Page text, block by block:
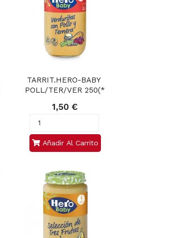
TARRIT.HERO-BABY
POLL/TER/VER 250(*
1,50 €
Añadir Al Carrito